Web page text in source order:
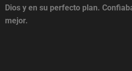
Dios y en su perfecto plan.
mejor.